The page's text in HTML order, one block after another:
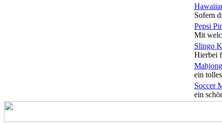
Sofern
Pepsi
Mit
Slingo
Hierbei
ein
Soccer
ein